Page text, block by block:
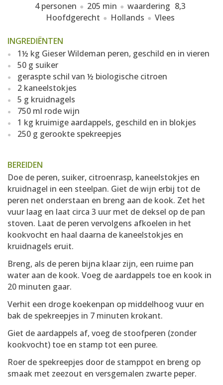
4 personen 205 min waardering 8,3
Hoofdgerecht
Hollands Vlees
INGREDIËNTEN
1½ kg Gieser Wildeman peren, geschild en in vieren
50 g suiker
geraspte schil van ½ biologische citroen
2 kaneelstokjes
5 g kruidnagels
750 ml rode wijn
1 kg kruimige aardappels, geschild en in blokjes
250 g gerookte spekreepjes
BEREIDEN
Doe de peren, suiker, citroenrasp, kaneelstokjes en
kruidnagel in een steelpan. Giet de wijn erbij tot de
peren net onderstaan en breng aan de kook. Zet het
vuur laag en laat circa 3 uur met de deksel op de pan
stoven. Laat de peren vervolgens afkoelen in het
kookvocht en haal daarna de kaneelstokjes en
kruidnagels eruit.
Breng, als de peren bijna klaar zijn, een ruime pan
water aan de kook. Voeg de aardappels toe en kook in
20 minuten gaar.
Verhit een droge koekenpan op middelhoog vuur en
bak de spekreepjes in 7 minuten krokant.
Giet de aardappels af, voeg de stoofperen (zonder
kookvocht) toe en stamp tot een puree.
Roer de spekreepjes door de stamppot en breng op
smaak met zeezout en versgemalen zwarte peper.